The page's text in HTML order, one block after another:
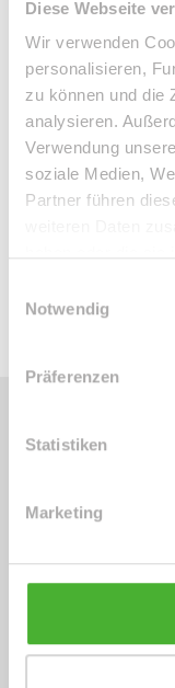
Diese Webseite
Wir verwenden
personalisieren,
zu können und die
analysieren.
Verwendung
soziale Medien,
Partner führen
Notwendig
Präferenzen
Statistiken
Marketing
Downloads
360° Rundgang
Links
accessKey=6a03
78